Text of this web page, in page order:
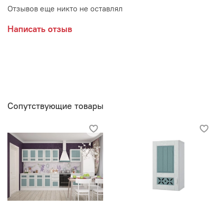
Отзывов еще никто не оставлял
Написать отзыв
Сопутствующие товары